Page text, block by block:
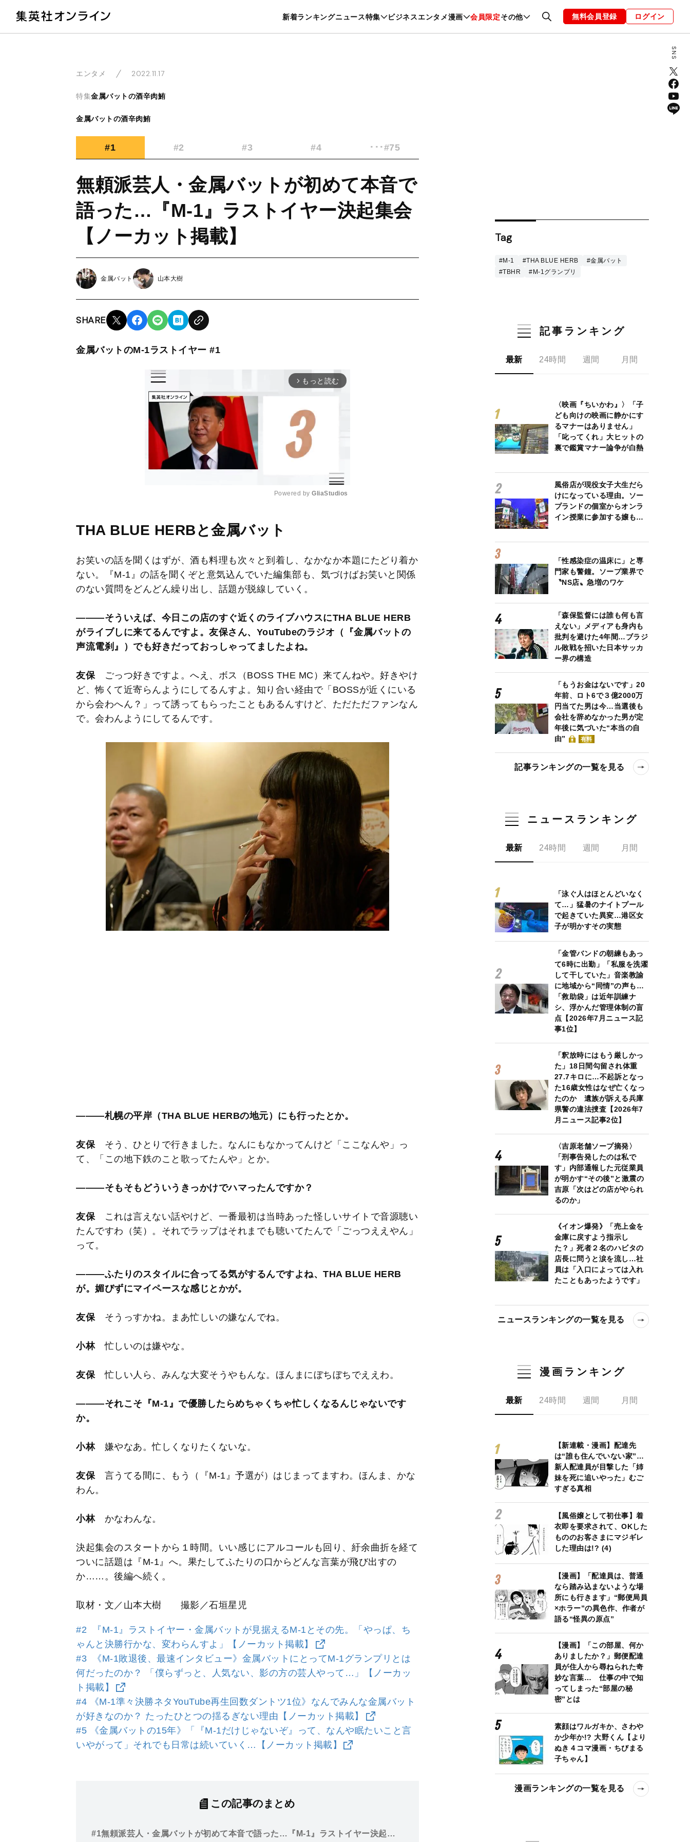
新着ランキングニュース特集 ビジネスエンタメ漫画 会員限定その他
暮らし スポーツ ヘルスケア 美容 グルメ ファッション 恋愛・結婚 編集部 お知らせ
無料会員登録 ログイン
エンタメ 2022.11.17
特集金属バットの酒辛肉鮪
金属バットの酒辛肉鮪
#1 #2 #3 #4 ･･･#75
無頼派芸人・金属バットが初めて本音で
語った…『M-1』ラストイヤー決起集会
【ノーカット掲載】
金属バット 山本大樹
SHARE
金属バットのM-1ラストイヤー #1
arrow_forward_ios もっと読む
e
Powered by GliaStudios
THA BLUE HERBと金属バット
お笑いの話を聞くはずが、酒も料理も次々と到着し、なかなか本題にたどり着か
ない。『M-1』の話を聞くぞと意気込んでいた編集部も、気づけばお笑いと関係
のない質問をどんどん繰り出し、話題が脱線していく。
―――そういえば、今日この店のすぐ近くのライブハウスにTHA BLUE HERB
がライブしに来てるんですよ。友保さん、YouTubeのラジオ（『金属バットの
声流電刹』）でも好きだっておっしゃってましたよね。
友保 ごっつ好きですよ。へえ、ボス（BOSS THE MC）来てんねや。好きやけ
ど、怖くて近寄らんようにしてるんすよ。知り合い経由で「BOSSが近くにいる
から会わへん？」って誘ってもらったこともあるんすけど、ただただファンなん
で。会わんようにしてるんです。
―――札幌の平岸（THA BLUE HERBの地元）にも行ったとか。
友保そう、ひとりで行きました。なんにもなかってんけど「ここなんや」っ
て、「この地下鉄のこと歌ってたんや」とか。
―――そもそもどういうきっかけでハマったんですか？
友保これは言えない話やけど、一番最初は当時あった怪しいサイトで音源聴い
たんですわ（笑）。それでラップはそれまでも聴いてたんで「ごっつええやん」
って。
―――ふたりのスタイルに合ってる気がするんですよね、THA BLUE HERB
が。媚びずにマイペースな感じとかが。
友保そうっすかね。まあ忙しいの嫌なんでね。
小林忙しいのは嫌やな。
友保忙しい人ら、みんな大変そうやもんな。ほんまにぼちぼちでええわ。
―――それこそ『M-1』で優勝したらめちゃくちゃ忙しくなるんじゃないです
か。
小林嫌やなあ。忙しくなりたくないな。
友保言うてる間に、もう（『M-1』予選が）はじまってますわ。ほんま、かな
わん。
小林かなわんな。
決起集会のスタートから１時間。いい感じにアルコールも回り、紆余曲折を経て
ついに話題は『M-1』へ。果たしてふたりの口からどんな言葉が飛び出すの
か……。 後編へ続く。
取材・文／山本大樹 撮影／石垣星児
#2 『M-1』ラストイヤー・金属バットが見据えるM-1とその先。「やっぱ、ち
ゃんと決勝行かな、変わらんすよ」【ノーカット掲載】
#3 《M-1敗退後、最速インタビュー》金属バットにとってM-1グランプリとは
何だったのか？ 「僕らずっと、人気ない、影の方の芸人やって…」【ノーカッ
ト掲載】
#4 《M-1準々決勝ネタYouTube再生回数ダントツ1位》なんでみんな金属バット
が好きなのか？ たったひとつの揺るぎない理由【ノーカット掲載】
#5 《金属バットの15年》「『M-1だけじゃないぞ』って、なんや眠たいこと言
いやがって」それでも日常は続いていく…【ノーカット掲載】
この記事のまとめ
#1無頼派芸人・金属バットが初めて本音で語った…『M-1』ラストイヤー決起集
Tag
#M-1 #THA BLUE HERB
#金属バット
#TBHR
#M-1グランプリ
記事ランキング
最新 24時間 週間 月間
〈映画『ちいかわ』〉「子
ども向けの映画に静かにす
るマナーはありません」
「叱ってくれ」大ヒットの
裏で鑑賞マナー論争が白熱
風俗店が現役女子大生だら
けになっている理由。ソー
プランドの個室からオンラ
イン授業に参加する嬢も…
「性感染症の温床に」と専
門家も警鐘。ソープ業界で
〝NS店〟急増のワケ
「森保監督には誰も何も言
えない」メディアも身内も
批判を避けた4年間…ブラジ
ル敗戦を招いた日本サッカ
ー界の構造
「もうお金はないです」20
年前、ロト6で３億2000万
円当てた男は今…当選後も
会社を辞めなかった男が定
年後に気づいた“本当の自
由”
有料
記事ランキングの一覧を見る
ニュースランキング
最新 24時間 週間 月間
「泳ぐ人はほとんどいなく
て…」猛暑のナイトプール
で起きていた異変…港区女
子が明かすその実態
「金管バンドの朝練もあっ
て6時に出勤」「私服を洗濯
して干していた」音楽教諭
に地域から“同情”の声も…
「救助袋」は近年訓練ナ
シ、浮かんだ管理体制の盲
点【2026年7月ニュース記
事1位】
「釈放時にはもう厳しかっ
た」18日間勾留され体重
27.7キロに…不起訴となっ
た16歳女性はなぜ亡くなっ
たのか 遺族が訴える兵庫
県警の違法捜査【2026年7
月ニュース記事2位】
〈吉原老舗ソープ摘発〉
「刑事告発したのは私で
す」内部通報した元従業員
が明かす“その後”と激震の
吉原「次はどの店がやられ
るのか」
《イオン爆発》「売上金を
金庫に戻すよう指示し
た？」死者２名のハビタの
店長に問うと涙を流し…社
員は「入口によっては入れ
たこともあったようです」
ニュースランキングの一覧を見る
漫画ランキング
最新 24時間 週間 月間
【新連載・漫画】配達先
は“誰も住んでいない家”…
新人配達員が目撃した「姉
妹を死に追いやった」むご
すぎる真相
【風俗嬢として初仕事】着
衣即を要求されて、OKした
もののお客さまにマジギレ
した理由は!? (4)
【漫画】「配達員は、普通
なら踏み込まないような場
所にも行きます」“郵便局員
×ホラー”の異色作、作者が
語る“怪異の原点”
【漫画】「この部屋、何か
ありましたか？」郵便配達
員が住人から尋ねられた奇
妙な言葉… 仕事の中で知
ってしまった“部屋の秘
密”とは
素顔はワルガキか、さわや
か少年か!? 大野くん【より
ぬき４コマ漫画・ちびまる
子ちゃん】
漫画ランキングの一覧を見る